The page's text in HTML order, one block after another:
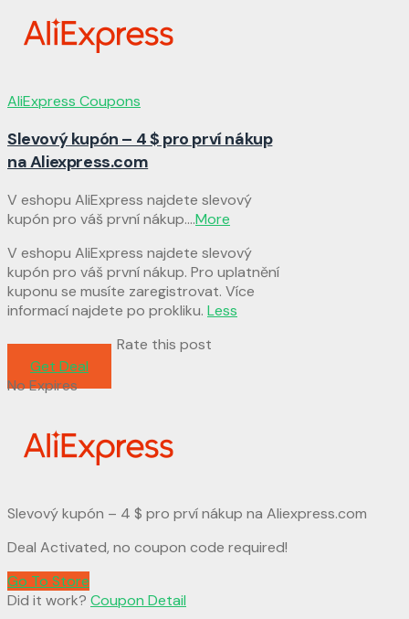
AliExpress Coupons
Slevový kupón – 4 $ pro prví nákup
na Aliexpress.com
V eshopu AliExpress najdete slevový
kupón pro váš první nákup....More
V eshopu AliExpress najdete slevový
kupón pro váš první nákup. Pro uplatnění
kuponu se musíte zaregistrovat. Více
informací najdete po prokliku. Less
Rate this post
Get Deal
No Expires
Slevový kupón – 4 $ pro prví nákup na Aliexpress.com
Deal Activated, no coupon code required!
Go To Store
Did it work? Coupon Detail